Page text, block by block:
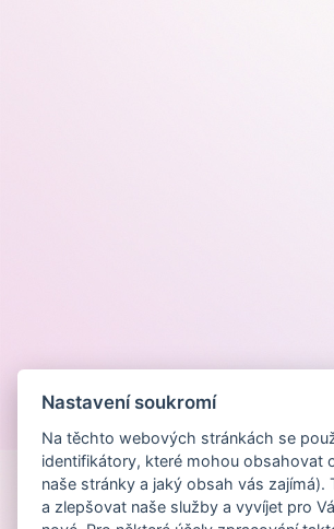
Nastavení soukromí
Na těchto webových stránkách se
identifikátory, které mohou obsahovat
naše stránky a jaký obsah vás
a zlepšovat naše služby a vyvíjet pro